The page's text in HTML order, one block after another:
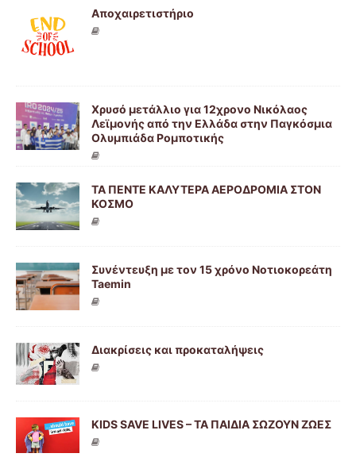
Αποχαιρετιστήριο
Χρυσό μετάλλιο για 12χρονο Νικόλαος
Λεϊμονής από την Ελλάδα στην Παγκόσμια
Ολυμπιάδα Ρομποτικής
ΤΑ ΠΕΝΤΕ ΚΑΛΥΤΕΡΑ ΑΕΡΟΔΡΟΜΙΑ ΣΤΟΝ
ΚΟΣΜΟ
Συνέντευξη με τον 15 χρόνο Νοτιοκορεάτη
Taemin
Διακρίσεις και προκαταλήψεις
KIDS SAVE LIVES – ΤΑ ΠΑΙΔΙΑ ΣΩΖΟΥΝ ΖΩΕΣ